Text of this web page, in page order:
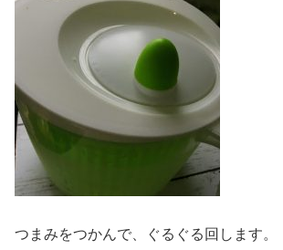
つまみをつかんで、ぐるぐる回します。